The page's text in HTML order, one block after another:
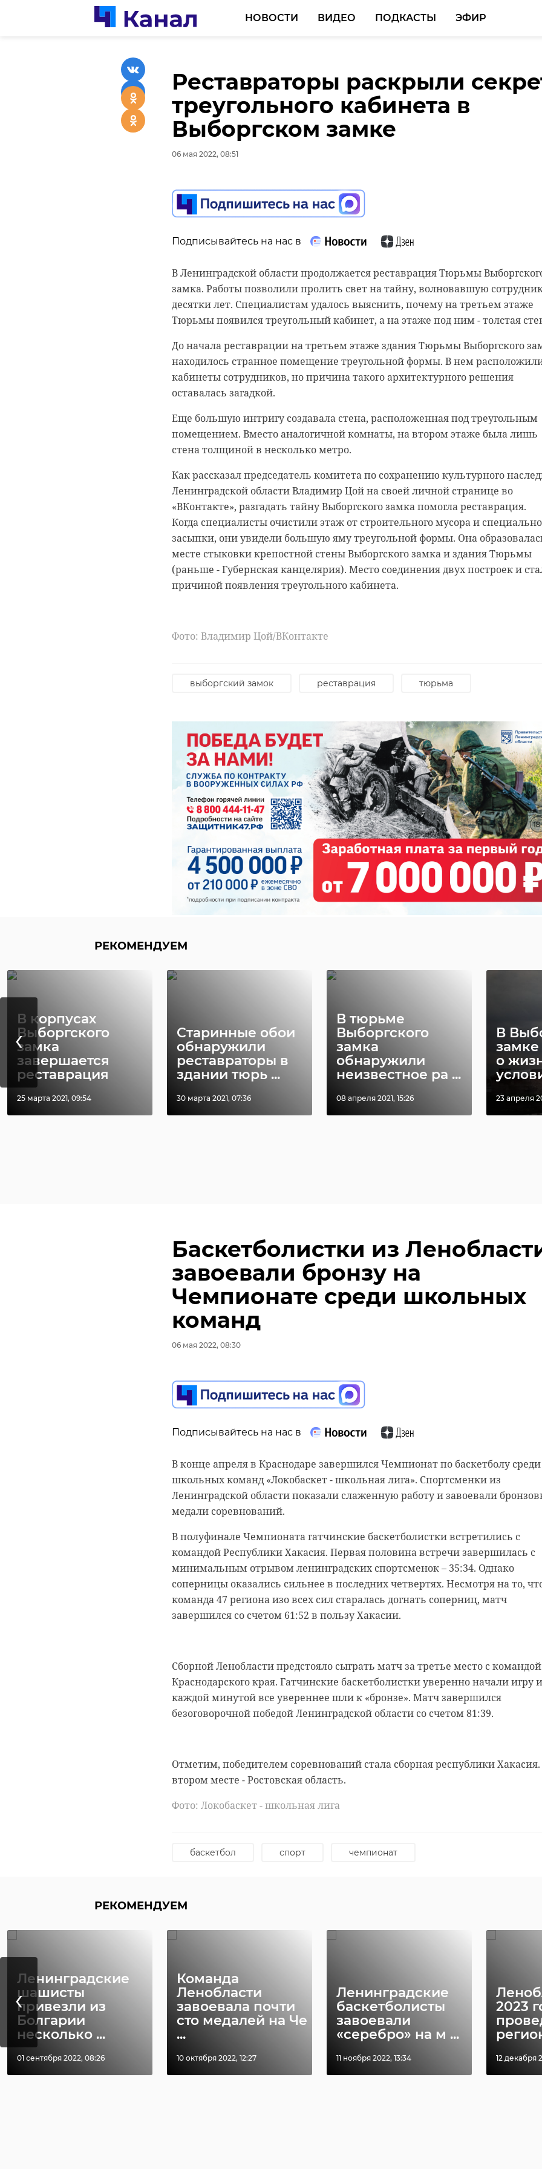
НОВОСТИ ВИДЕО ПОДКАСТЫ ЭФИР
Реставраторы раскрыли
треугольного кабинета в
Выборгском замке
06 мая 2022, 08:51
Подписывайтесь на нас в
В Ленинградской области продолжается реставрация Тюрьмы
замка. Работы позволили пролить свет на тайну, волновавшую
десятки лет. Специалистам удалось выяснить, почему на третьем этаже
Тюрьмы появился треугольный кабинет, а на этаже под ним - толстая
До начала реставрации на третьем этаже здания Тюрьмы Выборгского
находилось странное помещение треугольной формы. В нем
кабинеты сотрудников, но причина такого архитектурного решения
оставалась загадкой.
Еще большую интригу создавала стена, расположенная под треугольным
помещением. Вместо аналогичной комнаты, на втором этаже была лишь
стена толщиной в несколько метро.
Как рассказал председатель комитета по сохранению культурного
Ленинградской области Владимир Цой на своей личной странице во
«ВКонтакте», разгадать тайну Выборгского замка помогла реставрация.
Когда специалисты очистили этаж от строительного мусора и
засыпки, они увидели большую яму треугольной формы. Она
месте стыковки крепостной стены Выборгского замка и здания Тюрьмы
(раньше - Губернская канцелярия). Место соединения двух построек и
причиной появления треугольного кабинета.
Фото: Владимир Цой/ВКонтакте
выборгский замок реставрация тюрьма
РЕКОМЕНДУЕМ
В корпусах
Выборгского
замка
завершается
реставрация
25 марта 2021, 09:54
Старинные обои
обнаружили
реставраторы в
здании тюрь ...
30 марта 2021, 07:36
В тюрьме
Выборгского
замка
обнаружили
неизвестное ра ...
08 апреля 2021, 15:26
В
замке
о
23 апреля
‹
Баскетболистки из
завоевали бронзу на
Чемпионате среди школьных
команд
06 мая 2022, 08:30
Подписывайтесь на нас в
В конце апреля в Краснодаре завершился Чемпионат по баскетболу среди
школьных команд «Локобаскет - школьная лига». Спортсменки из
Ленинградской области показали слаженную работу и завоевали
медали соревнований.
В полуфинале Чемпионата гатчинские баскетболистки встретились с
командой Республики Хакасия. Первая половина встречи завершилась с
минимальным отрывом ленинградских спортсменок – 35:34. Однако
соперницы оказались сильнее в последних четвертях. Несмотря на то,
команда 47 региона изо всех сил старалась догнать соперниц, матч
завершился со счетом 61:52 в пользу Хакасии.
Сборной Ленобласти предстояло сыграть матч за третье место с командой
Краснодарского края. Гатчинские баскетболистки уверенно начали игру
каждой минутой все увереннее шли к «бронзе». Матч завершился
безоговорочной победой Ленинградской области со счетом 81:39.
Отметим, победителем соревнований стала сборная республики
втором месте - Ростовская область.
Фото: Локобаскет - школьная лига
баскетбол спорт чемпионат
РЕКОМЕНДУЕМ
Ленинградские
шашисты
привезли из
Болгарии
несколько ...
01 сентября 2022, 08:26
Команда
Ленобласти
завоевала почти
сто медалей на Че
...
10 октября 2022, 12:27
Ленинградские
баскетболисты
завоевали
«серебро» на м ...
11 ноября 2022, 13:34
2023
12 декабря
‹
Рабочая неделя в Ленобласти
закончится облачной и теплой
погодой
06 мая 2022, 08:07
Подписывайтесь на нас в
В пятницу, 6 мая, в Ленинградской области ожидается облачная с
прояснениями погода. В регионе обойдется без существенных осадков,
показатели термометров продолжат расти.
Температура воздуха в Санкт-Петербурге составит от +16 до +18 градусов.
Ленобласти ожидается от +14 до +19 градусов.
Как сообщил ведущий специалист «Центр Фобос» Михаил Леус, регион
окажется в тёплом секторе далёкого циклона, центр которого выходит на
запад акватории Баренцева моря. Ветер юго-западный 3-8 м/с.
давление составит 764 мм рт. ст., что выше нормы.
В субботу, 7 мая, будет по-прежнему тепло, но местами пройдут
погода в ленобласти погода